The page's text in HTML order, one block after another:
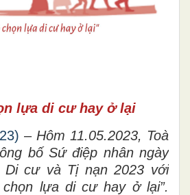
lựa di cư hay ở lại
– Hôm 11.05.2023, Toà
bố Sứ điệp nhân ngày
Di cư và Tị nạn 2023 với
lựa di cư hay ở lại”.